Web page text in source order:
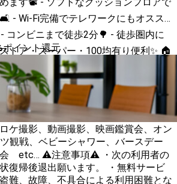
- Wi-Fi完備でテレワークにもオスス
- コンビニまで徒歩2分🌳 - 徒歩圏内に
トア・スーパー・100均有り便利✨ 🏠
子連れ、誕生日会、ホームパーティ
撮影、オフ会、サプライズ、おしゃ
ティ、結婚式二次会、忘年会、新年
テレワーク、オフサイトミーティン
ケ撮影、動画撮影、映画鑑賞会、オン
観戦、ベビーシャワー、バースデー
・次の利用者の
復帰後退出願います。 ・無料サービ
難、故障、不具合による利用困難とな
ポイント還元